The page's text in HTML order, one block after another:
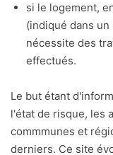
si le logement,
(indiqué dans
nécessite des
effectués.
Le but étant
l'état de risque, les
commmunes et
derniers. Ce site